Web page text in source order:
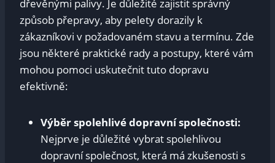
dřevěnými palivy. Je důležité zajistit správný
způsob přepravy, aby pelety dorazily k
zákazníkovi v požadovaném stavu a termínu. Zde
jsou některé praktické rady a postupy, které vám
mohou pomoci uskutečnit tuto dopravu
efektivně:
Výběr spolehlivé dopravní společnosti:
Nejprve je důležité vybrat spolehlivou
dopravní společnost, která má zkušenosti s